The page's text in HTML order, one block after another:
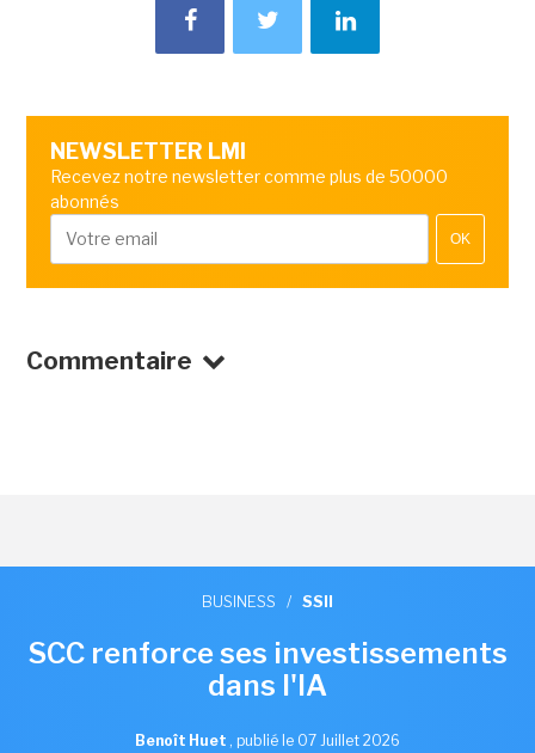
NEWSLETTER LMI
Recevez notre newsletter comme plus de 50000
abonnés
OK
Commentaire
BUSINESS / SSII
SCC renforce ses investissements
dans l'IA
Benoît Huet , publié le 07 Juillet 2026